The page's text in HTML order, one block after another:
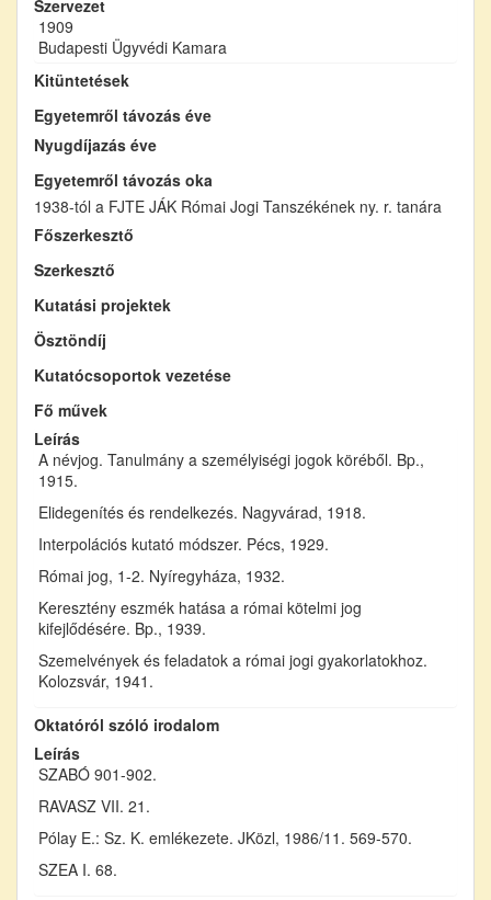
Szervezet
1909
Budapesti Ügyvédi Kamara
Kitüntetések
Egyetemről távozás éve
Nyugdíjazás éve
Egyetemről távozás oka
1938-tól a FJTE JÁK Római Jogi Tanszékének ny. r. tanára
Főszerkesztő
Szerkesztő
Kutatási projektek
Ösztöndíj
Kutatócsoportok vezetése
Fő művek
Leírás
A névjog. Tanulmány a személyiségi jogok köréből. Bp.,
1915.
Elidegenítés és rendelkezés. Nagyvárad, 1918.
Interpolációs kutató módszer. Pécs, 1929.
Római jog, 1-2. Nyíregyháza, 1932.
Keresztény eszmék hatása a római kötelmi jog
kifejlődésére. Bp., 1939.
Szemelvények és feladatok a római jogi gyakorlatokhoz.
Kolozsvár, 1941.
Oktatóról szóló irodalom
Leírás
SZABÓ 901-902.
RAVASZ VII. 21.
Pólay E.: Sz. K. emlékezete. JKözl, 1986/11. 569-570.
SZEA I. 68.